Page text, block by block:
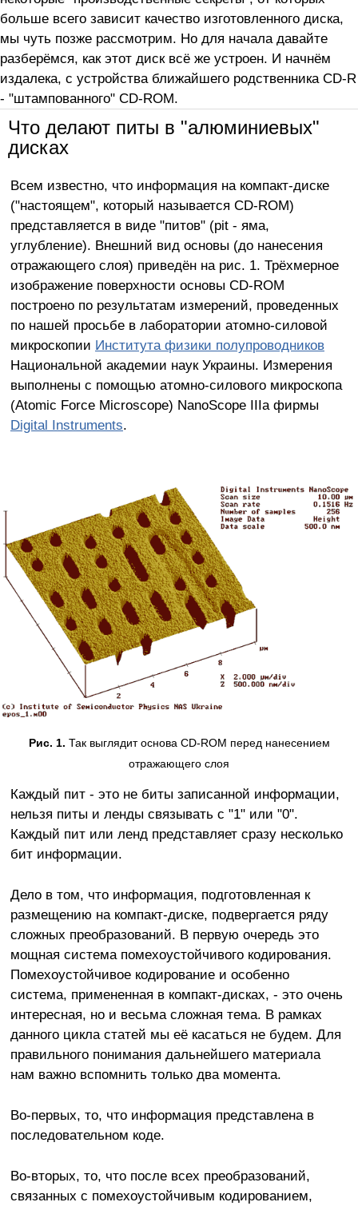
больше всего зависит качество изготовленного диска,
мы чуть позже рассмотрим. Но для начала давайте
разберёмся, как этот диск всё же устроен. И начнём
издалека, с устройства ближайшего родственника CD-R
- "штампованного" CD-ROM.
Что делают питы в "алюминиевых"
дисках
Всем известно, что информация на компакт-диске
("настоящем", который называется CD-ROM)
представляется в виде "питов" (pit - яма,
углубление). Внешний вид основы (до нанесения
отражающего слоя) приведён на рис. 1. Трёхмерное
изображение поверхности основы CD-ROM
построено по результатам измерений, проведенных
по нашей просьбе в лаборатории атомно-силовой
микроскопии Института физики полупроводников
Национальной академии наук Украины. Измерения
выполнены с помощью атомно-силового микроскопа
(Atomic Force Microscope) NanoScope IIIa фирмы
Digital Instruments.
Рис. 1. Так выглядит основа CD-ROM перед нанесением
отражающего слоя
Каждый пит - это не биты записанной информации,
нельзя питы и ленды связывать с "1" или "0".
Каждый пит или ленд представляет сразу несколько
бит информации.
Дело в том, что информация, подготовленная к
размещению на компакт-диске, подвергается ряду
сложных преобразований. В первую очередь это
мощная система помехоустойчивого кодирования.
Помехоустойчивое кодирование и особенно
система, примененная в компакт-дисках, - это очень
интересная, но и весьма сложная тема. В рамках
данного цикла статей мы её касаться не будем. Для
правильного понимания дальнейшего материала
нам важно вспомнить только два момента.
Во-первых, то, что информация представлена в
последовательном коде.
Во-вторых, то, что после всех преобразований,
связанных с помехоустойчивым кодированием,